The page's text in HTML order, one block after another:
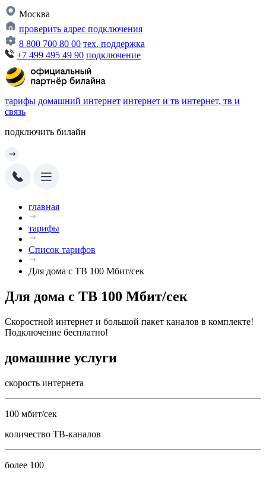
Москва
проверить адрес подключения
8 800 700 80 00 тех. поддержка
+7 499 495 49 90 подключение
тарифы домашний интернет интернет и тв интернет, тв и
связь
подключить билайн
главная
тарифы
Список тарифов
Для дома с ТВ 100 Мбит/сек
Для дома с ТВ 100 Мбит/сек
Скоростной интернет и большой пакет каналов в комплекте!
Подключение бесплатно!
домашние услуги
скорость интернета
100 мбит/сек
количество ТВ-каналов
более 100